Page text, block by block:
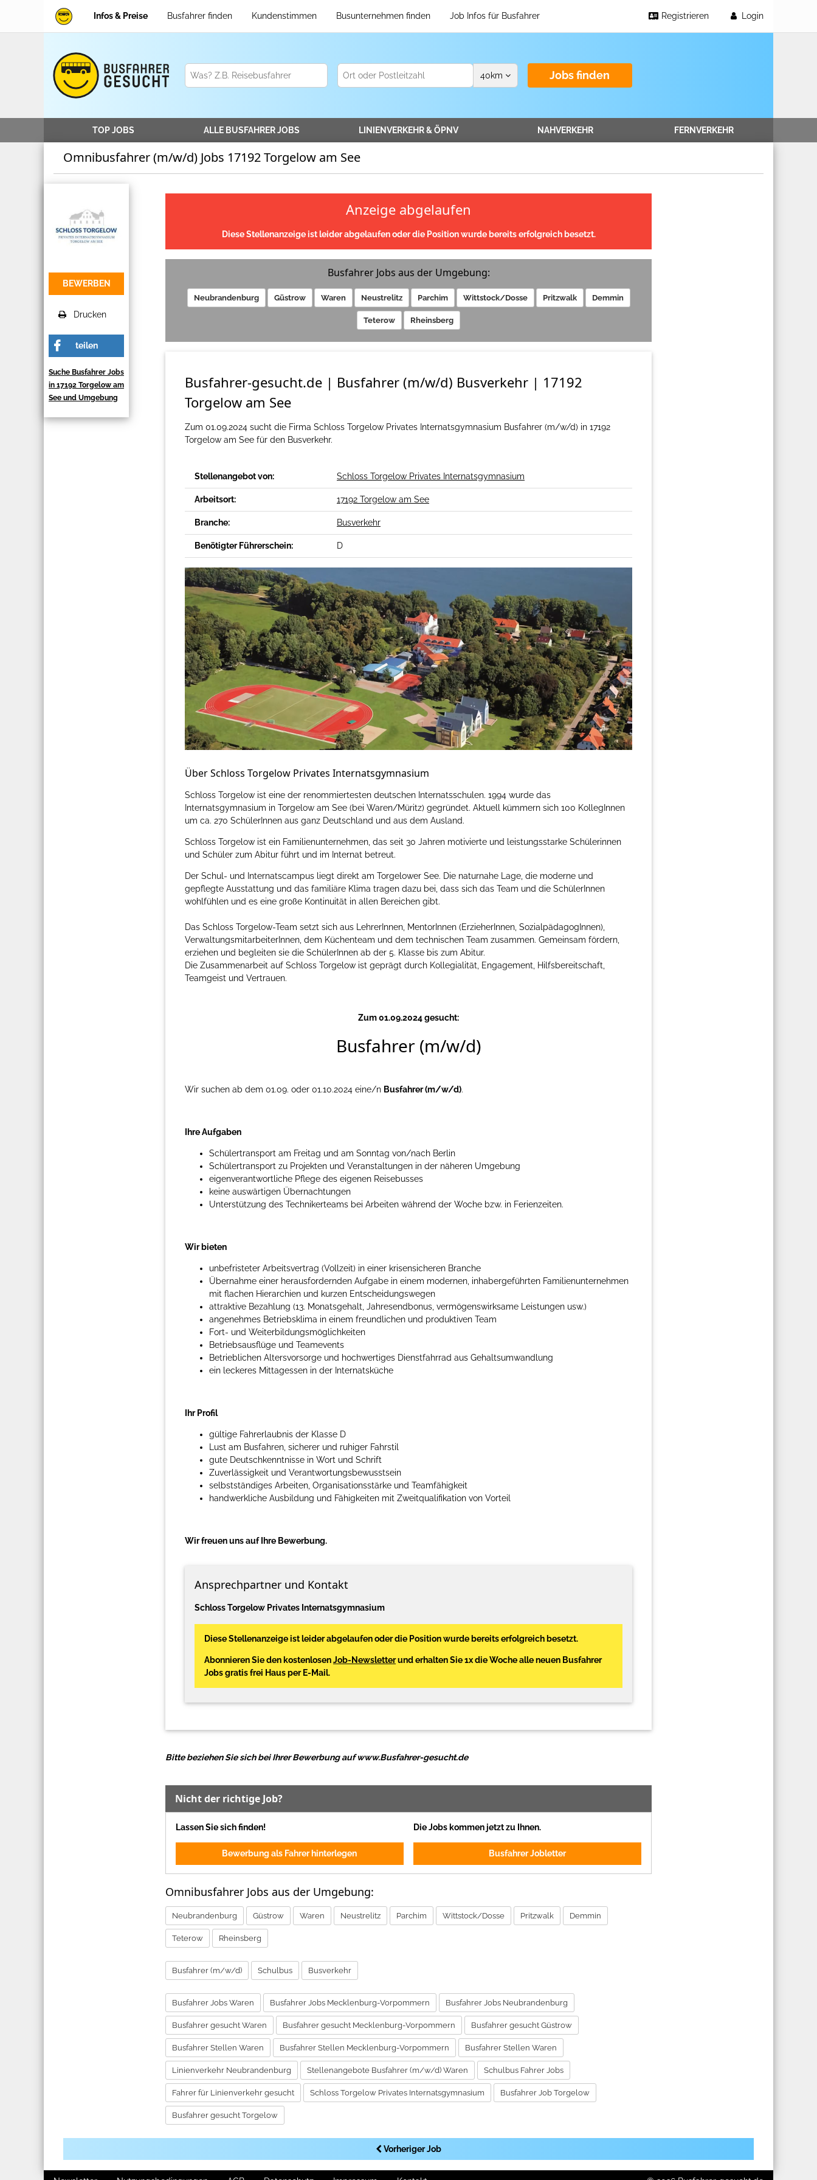
Infos & Preise Busfahrer finden Kundenstimmen Busunternehmen finden Job Infos für Busfahrer Login
Registrieren
40km Jobs finden
TOP JOBS ALLE BUSFAHRERJOBS LINIENVERKEHR& ÖPNV NAHVERKEHR FERNVERKEHR
Omnibusfahrer (m/w/d) Jobs 17192 Torgelow am See
BEWERBEN
Drucken
teilen
Suche Busfahrer Jobs
in 17192 Torgelow am
See und Umgebung
Anzeige abgelaufen
Diese Stellenanzeige ist leider abgelaufen oder die Position wurde bereits erfolgreich besetzt.
Busfahrer Jobs aus der Umgebung:
Neubrandenburg Güstrow Waren Neustrelitz Parchim Wittstock/Dosse Pritzwalk Demmin
Teterow Rheinsberg
Busfahrer-gesucht.de | Busfahrer (m/w/d) Busverkehr | 17192
Torgelow am See
Zum 01.09.2024 sucht die Firma Schloss Torgelow Privates Internatsgymnasium Busfahrer (m/w/d) in 17192
Torgelow am See für den Busverkehr.
Stellenangebot von: Schloss Torgelow Privates Internatsgymnasium
Arbeitsort: 17192 Torgelow am See
Branche: Busverkehr
Benötigter Führerschein: D
Über Schloss Torgelow Privates Internatsgymnasium
Schloss Torgelow ist eine der renommiertesten deutschen Internatsschulen. 1994 wurde das
Internatsgymnasium in Torgelow am See (bei Waren/Müritz) gegründet. Aktuell kümmern sich 100 KollegInnen
um ca. 270 SchülerInnen aus ganz Deutschland und aus dem Ausland.
Schloss Torgelow ist ein Familienunternehmen, das seit 30 Jahren motivierte und leistungsstarke Schülerinnen
und Schüler zum Abitur führt und im Internat betreut.
Der Schul- und Internatscampus liegt direkt am Torgelower See. Die naturnahe Lage, die moderne und
gepflegte Ausstattung und das familiäre Klima tragen dazu bei, dass sich das Team und die SchülerInnen
wohlfühlen und es eine große Kontinuität in allen Bereichen gibt.
Das Schloss Torgelow-Team setzt sich aus LehrerInnen, MentorInnen (ErzieherInnen, SozialpädagogInnen),
VerwaltungsmitarbeiterInnen, dem Küchenteam und dem technischen Team zusammen. Gemeinsam fördern,
erziehen und begleiten sie die SchülerInnen ab der 5. Klasse bis zum Abitur.
Die Zusammenarbeit auf Schloss Torgelow ist geprägt durch Kollegialität, Engagement, Hilfsbereitschaft,
Teamgeist und Vertrauen.
Zum 01.09.2024 gesucht:
Busfahrer (m/w/d)
Wir suchen ab dem 01.09. oder 01.10.2024 eine/n Busfahrer (m/w/d).
Ihre Aufgaben
Schülertransport am Freitag und am Sonntag von/nach Berlin
Schülertransport zu Projekten und Veranstaltungen in der näheren Umgebung
eigenverantwortliche Pflege des eigenen Reisebusses
keine auswärtigen Übernachtungen
Unterstützung des Technikerteams bei Arbeiten während der Woche bzw. in Ferienzeiten.
Wir bieten
unbefristeter Arbeitsvertrag (Vollzeit) in einer krisensicheren Branche
Übernahme einer herausfordernden Aufgabe in einem modernen, inhabergeführten Familienunternehmen
mit flachen Hierarchien und kurzen Entscheidungswegen
attraktive Bezahlung (13. Monatsgehalt, Jahresendbonus, vermögenswirksame Leistungen usw.)
angenehmes Betriebsklima in einem freundlichen und produktiven Team
Fort- und Weiterbildungsmöglichkeiten
Betriebsausflüge und Teamevents
Betrieblichen Altersvorsorge und hochwertiges Dienstfahrrad aus Gehaltsumwandlung
ein leckeres Mittagessen in der Internatsküche
Ihr Profil
gültige Fahrerlaubnis der Klasse D
Lust am Busfahren, sicherer und ruhiger Fahrstil
gute Deutschkenntnisse in Wort und Schrift
Zuverlässigkeit und Verantwortungsbewusstsein
selbstständiges Arbeiten, Organisationsstärke und Teamfähigkeit
handwerkliche Ausbildung und Fähigkeiten mit Zweitqualifikation von Vorteil
Wir freuen uns auf Ihre Bewerbung.
Ansprechpartner und Kontakt
Schloss Torgelow Privates Internatsgymnasium
Diese Stellenanzeige ist leider abgelaufen oder die Position wurde bereits erfolgreich besetzt.
Abonnieren Sie den kostenlosenJob-Newsletterund erhalten Sie 1x die Woche alle neuen Busfahrer
Jobs gratis frei Haus per E-Mail.
Bitte beziehen Sie sich bei Ihrer Bewerbung auf www.Busfahrer-gesucht.de
Nicht der richtige Job?
Lassen Sie sich finden!
Bewerbung als Fahrer hinterlegen
Die Jobs kommen jetzt zu Ihnen.
Busfahrer Jobletter
Omnibusfahrer Jobs aus der Umgebung:
Neubrandenburg Güstrow Waren Neustrelitz Parchim Wittstock/Dosse Pritzwalk Demmin
Teterow Rheinsberg
Busfahrer (m/w/d) Schulbus Busverkehr
Busfahrer Jobs Waren Busfahrer Jobs Mecklenburg-Vorpommern Busfahrer Jobs Neubrandenburg
Busfahrer gesucht Waren Busfahrer gesucht Mecklenburg-Vorpommern Busfahrer gesucht Güstrow
Busfahrer Stellen Waren Busfahrer Stellen Mecklenburg-Vorpommern Busfahrer Stellen Waren
Linienverkehr Neubrandenburg Stellenangebote Busfahrer (m/w/d) Waren Schulbus Fahrer Jobs
Fahrer für Linienverkehr gesucht Schloss Torgelow Privates Internatsgymnasium Busfahrer Job Torgelow
Busfahrer gesucht Torgelow
Vorheriger Job